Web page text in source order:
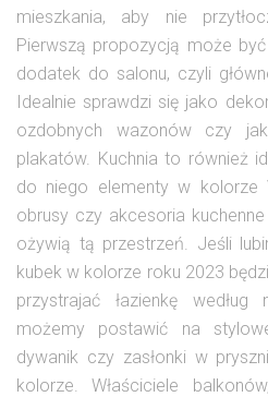
mieszkania, aby nie
Pierwszą propozycją może
dodatek do salonu, czyli
Idealnie sprawdzi się jako
ozdobnych wazonów czy
plakatów. Kuchnia to również
do niego elementy w kolorze
obrusy czy akcesoria
ożywią tą przestrzeń. Jeśli
kubek w kolorze roku 2023
przystrajać łazienkę
możemy postawić na
dywanik czy zasłonki w
kolorze. Właściciele